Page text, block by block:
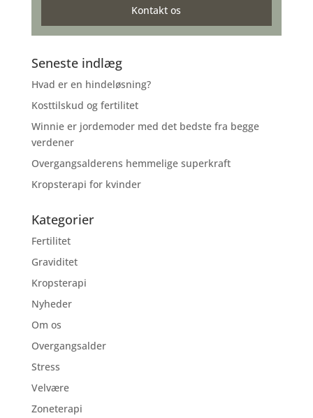
Kontakt os
Seneste indlæg
Hvad er en hindeløsning?
Kosttilskud og fertilitet
Winnie er jordemoder med det bedste fra begge
verdener
Overgangsalderens hemmelige superkraft
Kropsterapi for kvinder
Kategorier
Fertilitet
Graviditet
Kropsterapi
Nyheder
Om os
Overgangsalder
Stress
Velvære
Zoneterapi